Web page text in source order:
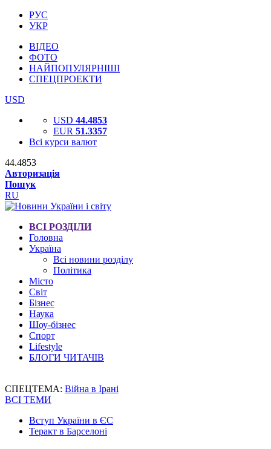
РУС
УКР
ВІДЕО
ФОТО
НАЙПОПУЛЯРНІШІ
СПЕЦПРОЕКТИ
USD
USD 44.4853
EUR 51.3357
Всі курси валют
44.4853
Авторизація
Пошук
RU
ВСІ РОЗДІЛИ
Головна
Україна
Всі новини розділу
Політика
Місто
Світ
Бізнес
Наука
Шоу-бізнес
Спорт
Lifestyle
БЛОГИ ЧИТАЧІВ
СПЕЦТЕМА: Війна в Ірані
ВСІ ТЕМИ
Вступ України в ЄС
Теракт в Барселоні